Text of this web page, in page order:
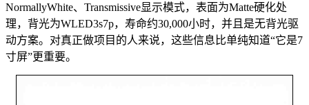
NormallyWhite、Transmissive显示模式，表面为Matte硬化处
理，背光为WLED3s7p，寿命约30,000小时，并且是无背光驱
动方案。对真正做项目的人来说，这些信息比单纯知道“它是7
寸屏”更重要。